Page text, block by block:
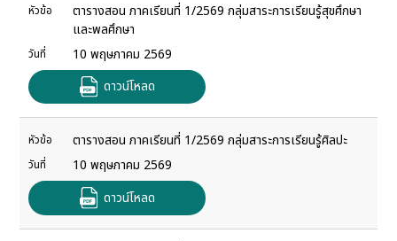
หัวข้อ
ตารางสอน ภาคเรียนที่ 1/2569 กลุ่มสาระการเรียนรู้สุขศึกษา
และพลศึกษา
วันที่
10 พฤษภาคม 2569
ดาวน์โหลด
หัวข้อ ตารางสอน ภาคเรียนที่ 1/2569 กลุ่มสาระการเรียนรู้ศิลปะ
วันที่
10 พฤษภาคม 2569
ดาวน์โหลด